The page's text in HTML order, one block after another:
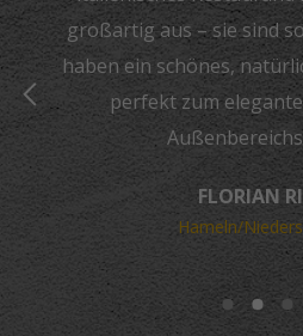
großartig aus – sie sind
haben ein schönes,
perfekt zum
FLORIAN
Hameln/